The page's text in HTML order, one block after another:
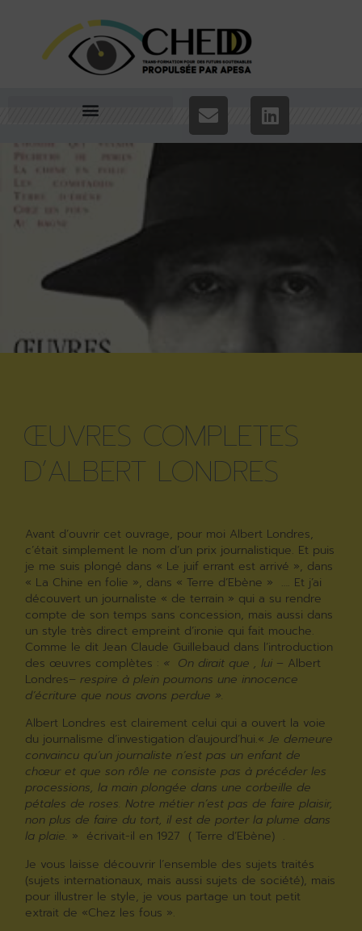
ŒUVRES COMPLETES
D’ALBERT LONDRES
Avant d’ouvrir cet ouvrage, pour moi Albert Londres,
c’était simplement le nom d’un prix journalistique. Et puis
je me suis plongé dans « Le juif errant est arrivé », dans
« La Chine en folie », dans « Terre d’Ebène » …. Et j’ai
découvert un journaliste « de terrain » qui a su rendre
compte de son temps sans concession, mais aussi dans
un style très direct empreint d’ironie qui fait mouche.
Comme le dit Jean Claude Guillebaud dans l’introduction
des œuvres complètes : « On dirait que , lui – Albert
Londres– respire à plein poumons une innocence
d’écriture que nous avons perdue ».
Albert Londres est clairement celui qui a ouvert la voie
du journalisme d’investigation d’aujourd’hui.«Je demeure
convaincu qu’un journaliste n’est pas un enfant de
chœur et que son rôle ne consiste pas à précéder les
processions, la main plongée dans une corbeille de
pétales de roses. Notre métier n’est pas de faire plaisir,
non plus de faire du tort, il est de porter la plume dans
la plaie. » écrivait-il en 1927 ( Terre d’Ebène) .
Je vous laisse découvrir l’ensemble des sujets traités
(sujets internationaux, mais aussi sujets de société), mais
pour illustrer le style, je vous partage un tout petit
extrait de «Chez les fous ».